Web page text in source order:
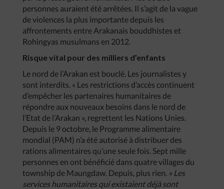
personnes auraient été arrêtées. Il s’agit de la vague
de violences la plus importante depuis les
affrontements entre Arakanais bouddhistes et
Rohingyas musulmans en 2012.
Risque vital pour des milliers d’enfants
Le nord de l’Arakan est bouclé. Les journalistes y
sont interdits. « Les restrictions d’accès continuent
d’empêcher les partenaires humanitaires de
répondre aux nouveaux besoins dans le nord de
l’Etat de l’Arakan », regrettent les Nations Unies.
Depuis le 9 octobre, le Programme alimentaire
mondial (PAM) n’a été autorisé à distribuer des
rations alimentaires qu’une seule fois. Sept mille
personnes en ont bénéficié dans quatre villages du
township de Maungdaw. Depuis, plus rien. « Les
services humanitaires qui existaient déjà sont